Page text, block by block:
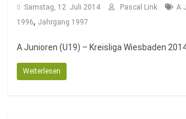
Samstag, 12. Juli 2014 Pascal Link A
1996, Jahrgang 1997
A Junioren (U19) – Kreisliga Wiesbaden
Weiterlesen